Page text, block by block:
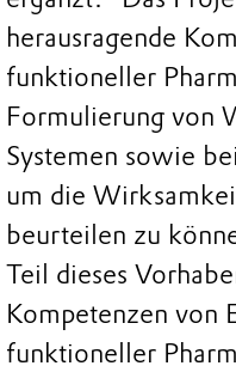
herausragende
funktioneller
Formulierung von
Systemen sowie
um die
beurteilen zu
Teil dieses
Kompetenzen von
funktioneller